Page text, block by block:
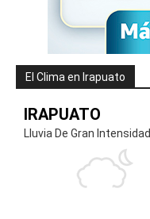
El Clima en Irapuato
IRAPUATO
Lluvia De Gran Intensidad